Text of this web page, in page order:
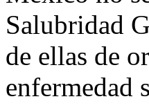
Salubridad
de ellas de
enfermedad